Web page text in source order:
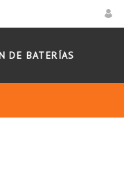
DE BATERÍAS